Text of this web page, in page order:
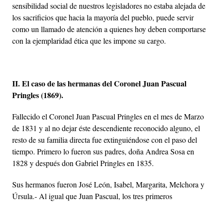
sensibilidad social de nuestros legisladores no estaba alejada de
los sacrificios que hacia la mayoría del pueblo, puede servir
como un llamado de atención a quienes hoy deben comportarse
con la ejemplaridad ética que les impone su cargo.
II. El caso de las hermanas del Coronel Juan Pascual
Pringles (1869).
Fallecido el Coronel Juan Pascual Pringles en el mes de Marzo
de 1831 y al no dejar éste descendiente reconocido alguno, el
resto de su familia directa fue extinguiéndose con el paso del
tiempo. Primero lo fueron sus padres, doña Andrea Sosa en
1828 y después don Gabriel Pringles en 1835.
Sus hermanos fueron José León, Isabel, Margarita, Melchora y
Úrsula.- Al igual que Juan Pascual, los tres primeros